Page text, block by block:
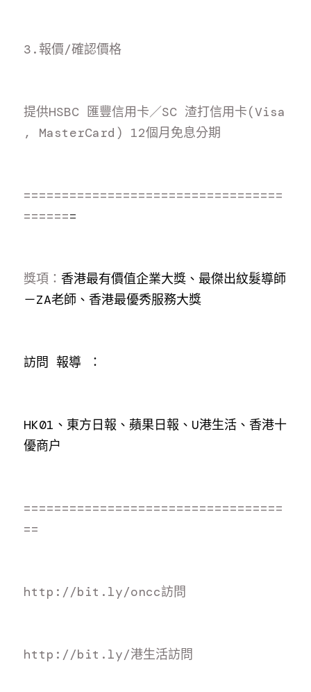
3.報價/確認價格
提供HSBC 匯豐信用卡／SC 渣打信用卡(Visa
, MasterCard) 12個月免息分期
==================================
=======
獎項： 香港最有價值企業大獎、最傑出紋髮導師
－ZA老師、香港最優秀服務大獎
訪問 報導 ：
HK01、東方日報、蘋果日報、U港生活、香港十
優商户
==================================
==
http://bit.ly/oncc訪問
http://bit.ly/港生活訪問